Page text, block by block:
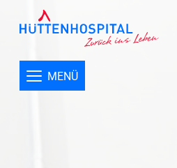
Close submenu
Informationen aus dem Hüttenhospital
Förderprojekte
MENÜ